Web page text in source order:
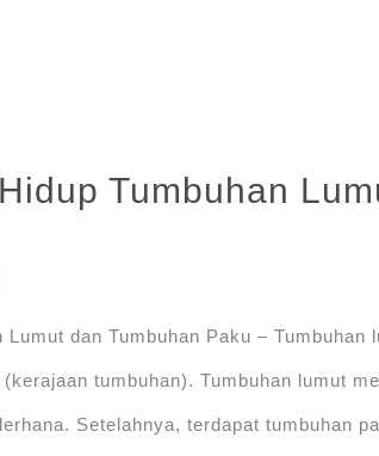
Tumbuhan
dan Tumbuhan Paku – Tumbuhan
tumbuhan). Tumbuhan lumut
Setelahnya, terdapat tumbuhan